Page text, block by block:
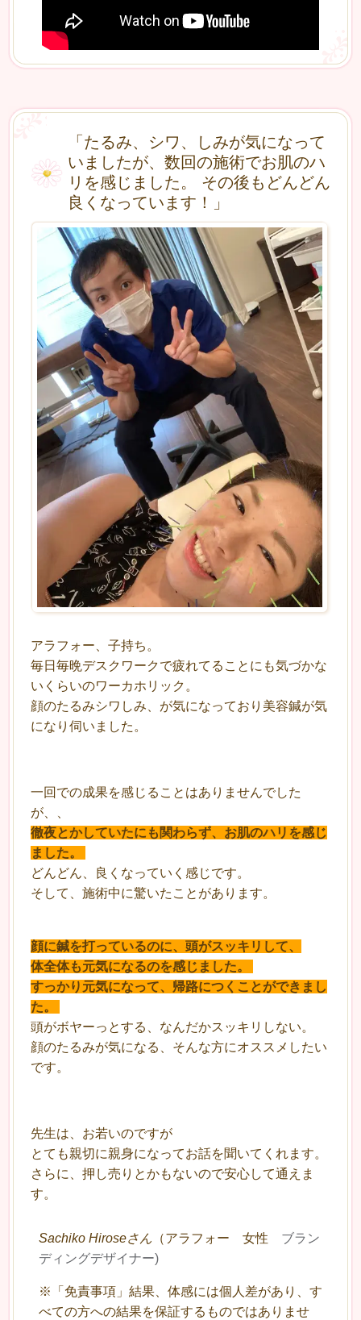
「たるみ、シワ、しみが気になって
いましたが、数回の施術でお肌のハ
リを感じました。 その後もどんどん
良くなっています！」
アラフォー、子持ち。
毎日毎晩デスクワークで疲れてることにも気づかな
いくらいのワーカホリック。
顔のたるみシワしみ、が気になっており美容鍼が気
になり伺いました。
一回での成果を感じることはありませんでした
が、、
徹夜とかしていたにも関わらず、お肌のハリを感じ
ました。
どんどん、良くなっていく感じです。
そして、施術中に驚いたことがあります。
顔に鍼を打っているのに、頭がスッキリして、
体全体も元気になるのを感じました。
すっかり元気になって、帰路につくことができまし
た。
頭がボヤーっとする、なんだかスッキリしない。
顔のたるみが気になる、そんな方にオススメしたい
です。
先生は、お若いのですが
とても親切に親身になってお話を聞いてくれます。
さらに、押し売りとかもないので安心して通えま
す。
Sachiko Hiroseさん （アラフォー 女性 ブラン
ディングデザイナー)
※「免責事項」結果、体感には個人差があり、す
べての方への結果を保証するものではありませ